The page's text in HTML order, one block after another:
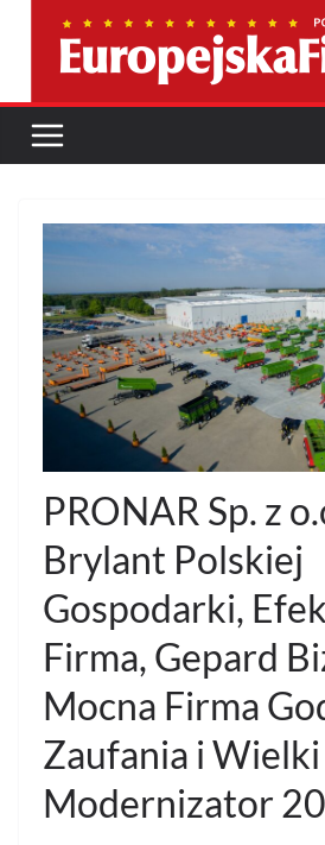
PRONAR Sp. z
Brylant Polskiej
Gospodarki,
Firma, Gepard
Mocna Firma
Zaufania i Wielki
Modernizator